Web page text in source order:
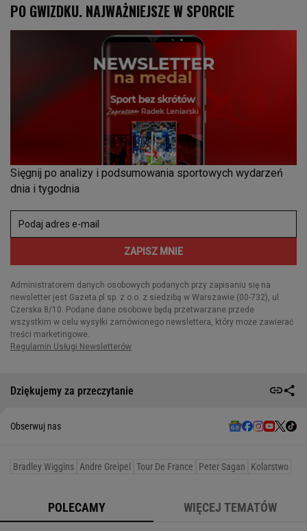
Dziękujemy za przeczytanie
Obserwuj nas
Bradley Wiggins Andre Greipel Tour De France Peter Sagan Kolarstwo
POLECAMY WIĘCEJ TEMATÓW